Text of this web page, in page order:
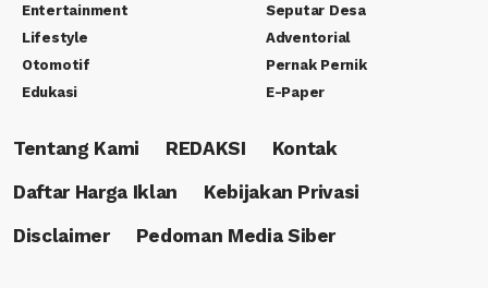
Entertainment
Lifestyle
Otomotif
Edukasi
Seputar Desa
Adventorial
Pernak Pernik
E-Paper
Tentang Kami REDAKSI
Kontak
Daftar Harga Iklan
Kebijakan Privasi
Disclaimer
Pedoman Media Siber